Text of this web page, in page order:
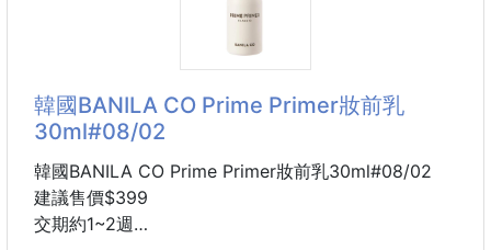
💗 洗完澡輕輕一噴，直接把睡衣時光變成韓劇女主角
🌹【這瓶真的很犯規！一噴就是乾淨又溫柔的韓系玫
瑰香】🌹
有些玫瑰香太甜、太成熟，
韓國BANILA CO Prime Primer妝前乳
30ml#08/02
韓國BANILA CO Prime Primer妝前乳30ml#08/02
建議售價$399
交期約1~2週